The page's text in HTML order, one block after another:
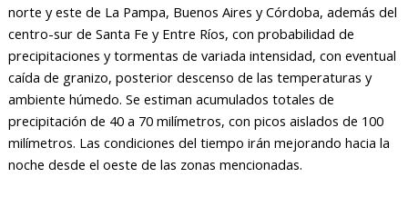
norte y este de La Pampa, Buenos Aires y Córdoba, además del
centro-sur de Santa Fe y Entre Ríos, con probabilidad de
precipitaciones y tormentas de variada intensidad, con eventual
caída de granizo, posterior descenso de las temperaturas y
ambiente húmedo. Se estiman acumulados totales de
precipitación de 40 a 70 milímetros, con picos aislados de 100
milímetros. Las condiciones del tiempo irán mejorando hacia la
noche desde el oeste de las zonas mencionadas.